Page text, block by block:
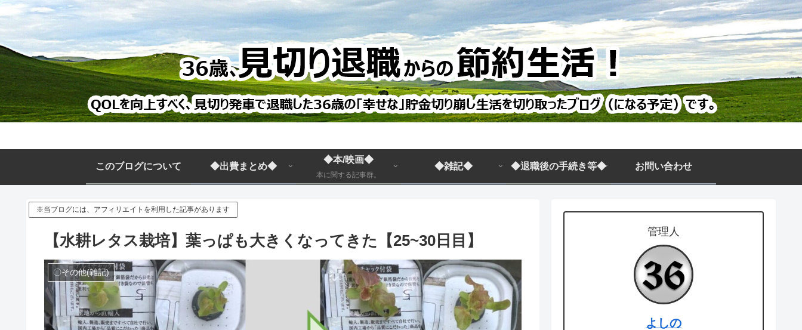
このブログについて ◆出費まとめ◆
◆本/映画◆
本に関する記事群。
◆雑記◆ ◆退職後の手続き等◆ お問い合わせ
※当ブログには、アフィリエイトを利用した記事があります
【水耕レタス栽培】葉っぱも大きくなってきた【25~30日目】
〇その他(雑記)
管理人
よしの